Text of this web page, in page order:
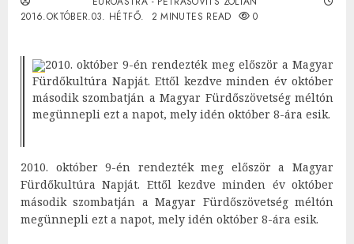
2016.OKTÓBER.03. HÉTFŐ.
2 MINUTES READ 0
2010. október 9-én rendezték meg először a Magyar
Fürdőkultúra Napját. Ettől kezdve minden év október
második szombatján a Magyar Fürdőszövetség méltón
megünnepli ezt a napot, mely idén október 8-ára esik.
2010. október 9-én rendezték meg először a Magyar
Fürdőkultúra Napját. Ettől kezdve minden év október
második szombatján a Magyar Fürdőszövetség méltón
megünnepli ezt a napot, mely idén október 8-ára esik.